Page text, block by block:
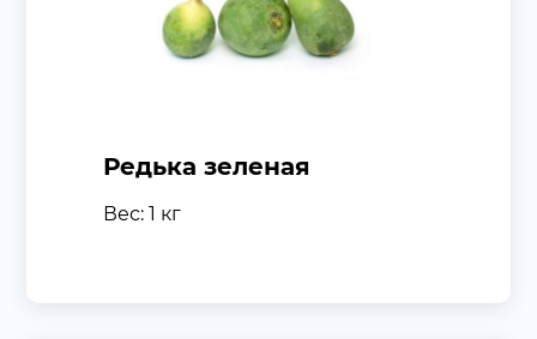
Редька зеленая
Вес: 1 кг